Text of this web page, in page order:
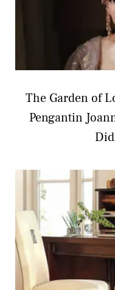
The Garden of
Pengantin